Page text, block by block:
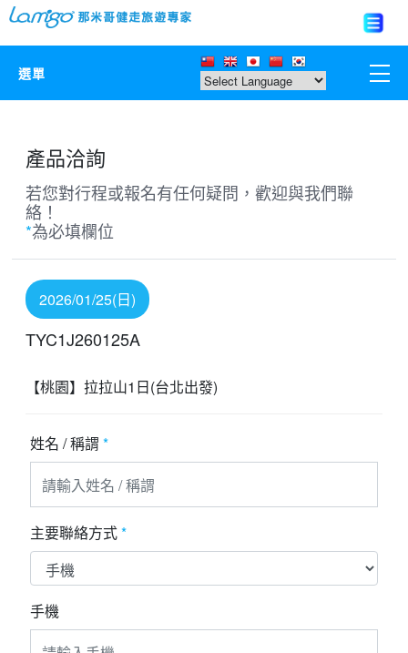
選單
中國
日本
歐美紐澳
自由行
產品洽詢
若您對行程或報名有任何疑問，歡迎與我們聯
絡！
*為必填欄位
2026/01/25(日)
TYC1J260125A
【桃園】拉拉山1日(台北出發)
姓名 / 稱謂 *
主要聯絡方式*
手機